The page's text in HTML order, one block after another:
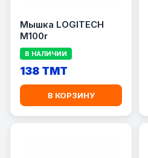
Мышка LOGITECH
M100r
В НАЛИЧИИ
138 TMT
В КОРЗИНУ